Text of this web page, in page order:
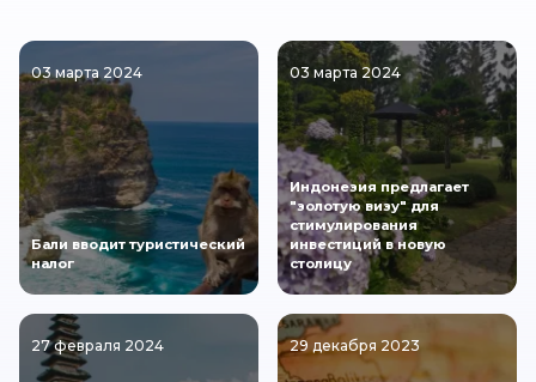
03 марта 2024
Бали вводит туристический
налог
03 марта 2024
Индонезия предлагает
"золотую визу" для
стимулирования
инвестиций в новую
столицу
27 февраля 2024 29 декабря 2023